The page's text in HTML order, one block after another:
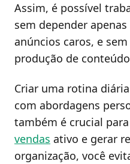
Assim, é possível
sem depender
anúncios caros, e
produção de
Criar uma rotina
com abordagens
também é crucial
vendas ativo e gerar
organização, você